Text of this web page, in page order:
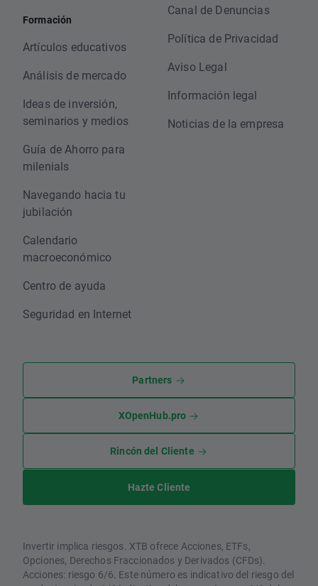
Formación
Artículos educativos
Análisis de mercado
Ideas de inversión,
seminarios y medios
Guía de Ahorro para
milenials
Navegando hacia tu
jubilación
Calendario
macroeconómico
Centro de ayuda
Seguridad en Internet
Canal de Denuncias
Política de Privacidad
Aviso Legal
Información legal
Noticias de la empresa
Partners
XOpenHub.pro
Rincón del Cliente
Hazte Cliente
Invertir implica riesgos. XTB ofrece Acciones, ETFs,
Opciones, Derechos Fraccionados y Derivados (CFDs).
Acciones: riesgo 6/6. Este número es indicativo del riesgo del